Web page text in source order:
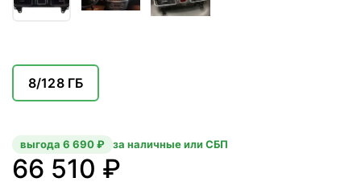
8/128 ГБ
66 510 ₽
выгода 6 690 ₽ за наличные или СБП